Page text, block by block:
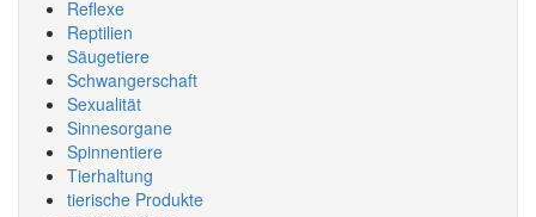
Reflexe
Reptilien
Säugetiere
Schwangerschaft
Sexualität
Sinnesorgane
Spinnentiere
Tierhaltung
tierische Produkte